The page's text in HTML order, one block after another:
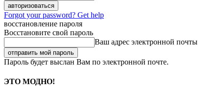
Forgot your password? Get help
восстановление пароля
Восстановите свой пароль
Ваш адрес электронной почты
Пароль будет выслан Вам по электронной почте.
ЭТО МОДНО!